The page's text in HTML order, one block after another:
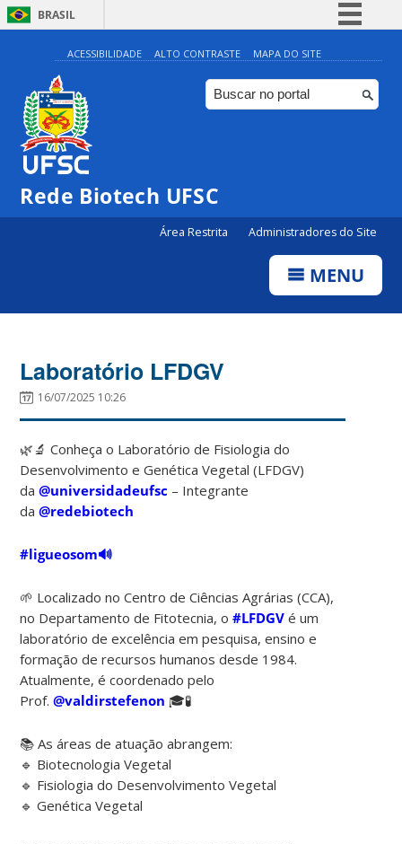
BRASIL
Simplifique!
Comunica BR
Participe
ACESSIBILIDADE ALTO CONTRASTE MAPA DO SITE
Rede Biotech UFSC
Área Restrita Administradores do Site
MENU
Laboratório LFDGV
16/07/2025 10:26
🌿🔬 Conheça o Laboratório de Fisiologia do
Desenvolvimento e Genética Vegetal (LFDGV)
da@universidadeufsc – Integrante
da@redebiotech
#ligueosom🔊
🌱 Localizado no Centro de Ciências Agrárias (CCA),
no Departamento de Fitotecnia, o#LFDGV é um
laboratório de excelência em pesquisa, ensino e
formação de recursos humanos desde 1984.
Atualmente, é coordenado pelo
Prof.@valdirstefenon 🎓🧪
📚 As áreas de atuação abrangem:
🔹 Biotecnologia Vegetal
🔹 Fisiologia do Desenvolvimento Vegetal
🔹 Genética Vegetal